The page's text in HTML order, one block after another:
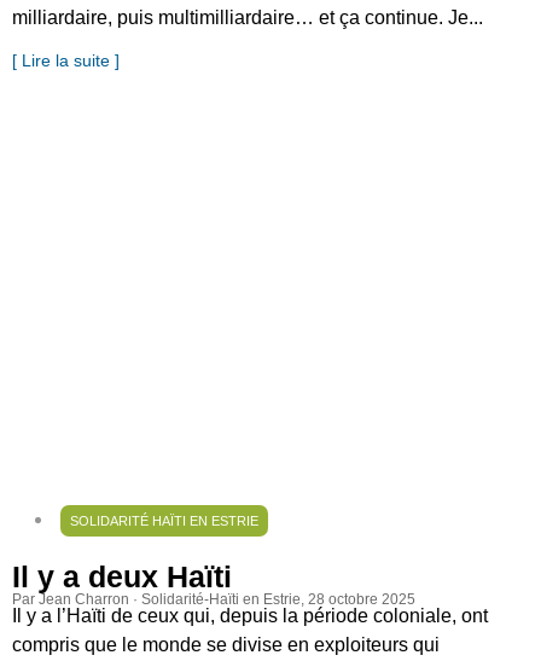
milliardaire, puis multimilliardaire… et ça continue. Je...
[ Lire la suite ]
SOLIDARITÉ HAÏTI EN ESTRIE
Il y a deux Haïti
Par Jean Charron · Solidarité-Haïti en Estrie , 28 octobre 2025
Il y a l’Haïti de ceux qui, depuis la période coloniale, ont
compris que le monde se divise en exploiteurs qui